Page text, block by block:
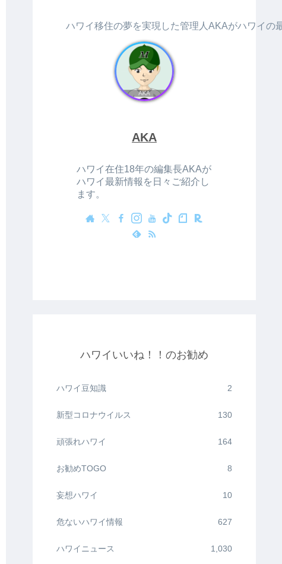
ハワイ移住の夢を実現した管理人AKAがハワイの
AKA
ハワイ在住18年の編集長AKAが
ハワイ最新情報を日々ご紹介し
ます。
ハワイいいね！！のお勧め
ハワイ豆知識 2
新型コロナウイルス 130
頑張れハワイ 164
お勧めTOGO 8
妄想ハワイ 10
危ないハワイ情報 627
ハワイニュース 1,030